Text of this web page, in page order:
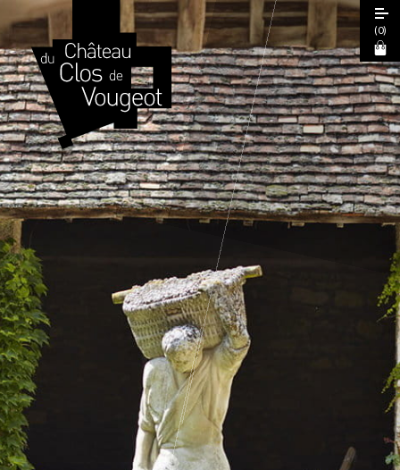
Journées Européennes du Patrimoine
2026
Visite Libre
Expérience Sensorielle Cœur de Climats
La Table de Léonce
Pass Bourgogne Spirituelle
(0)